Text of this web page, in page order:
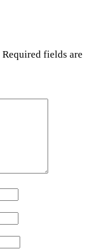
Required fields are